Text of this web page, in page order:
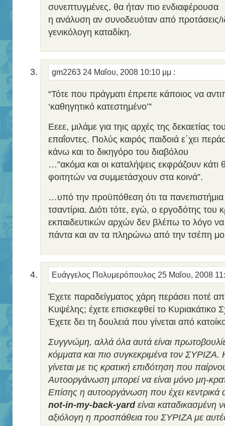
συνεπτυγμένες, θα ήταν πιο ενδιαφέρουσα
η ανάλυση αν συνοδευόταν από προτάσεις/
γενικόλογη καταδίκη.
gm2263 24 Μαΐου, 2008 10:10 μμ :
“Τότε που πράγματι έπρεπε κάποιος να
‘καθηγητικό κατεστημένο’”
Εεεε, μιλάμε για τηις αρχές της δεκαετίας
επαΐοντες. Πολύς καιρός παιδοιά ε΄χει
κάνω και το δικηγόρο του διαβόλου
…”ακόμα και οι καταλήψεις εκφράζουν κάτι
φοιτητών να συμμετάσχουν στα κοινά”.
…υπό την προϋπόθεση ότι τα πανεπιστήμια
τσαντίρια. Διότι τότε, εγώ, ο εργοδότης του
εκπαιδευτικών αρχών δεν βλέπω το λόγο να
πάντα και αν τα πληρώνω από την τσέπη
Ευάγγελος Πολυμερόπουλος 25 Μαΐου, 2008
Έχετε παραδείγματος χάρη περάσει ποτέ
Κυψέλης; έχετε επισκεφθεί το Κυριακάτικο
Έχετε δει τη δουλειά που γίνεται από
Συγγνώμη, αλλά όλα αυτά είναι
κόμματα και πιο συγκεκριμένα τον
γίνεται με τις κρατική επιδότηση που
Αυτοοργάνωση μπορεί να είναι μόνο μη-
Επίσης η αυτοοργάνωση που έχει κεντρικά
not-in-my-back-yardείναι καταδικασμένη
αξιόλογη η προσπάθεια του ΣΥΡΙΖΑ με